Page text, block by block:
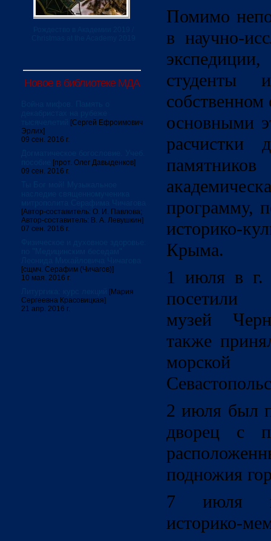
Новое в библиотеке МДА
[Сергей Ефроимович
Эрлих]
09 сен. 2016 г.
[прот. Олег Давыденков]
09 сен. 2016 г.
[Автор-составитель: О. И. Павлова;
Автор-составитель: В. А. Левушкин]
07 сен. 2016 г.
[сщмч. Серафим (Чичагов)]
10 мая. 2016 г.
[Мария
Сергеевна Красовицкая]
21 апр. 2016 г.
Помимо
в научно-
студенты
основными
расчистки
программу,
историко-
Крыма.
1 июля в г.
посетили
музей
также
2 июля был
дворец с
подножия
7 июля
историко-